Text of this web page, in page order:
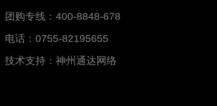
团购专线：400-8848-678
电话：0755-82195655
技术支持： 神州通达网络